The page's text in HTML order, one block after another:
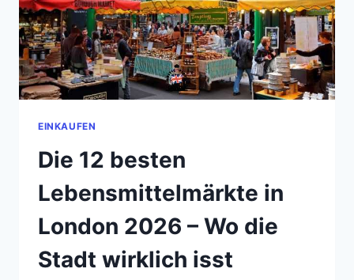
NICHT
SAGEN
EINKAUFEN
Die 12 besten
Lebensmittelmärkte in
London 2026 – Wo die
Stadt wirklich isst